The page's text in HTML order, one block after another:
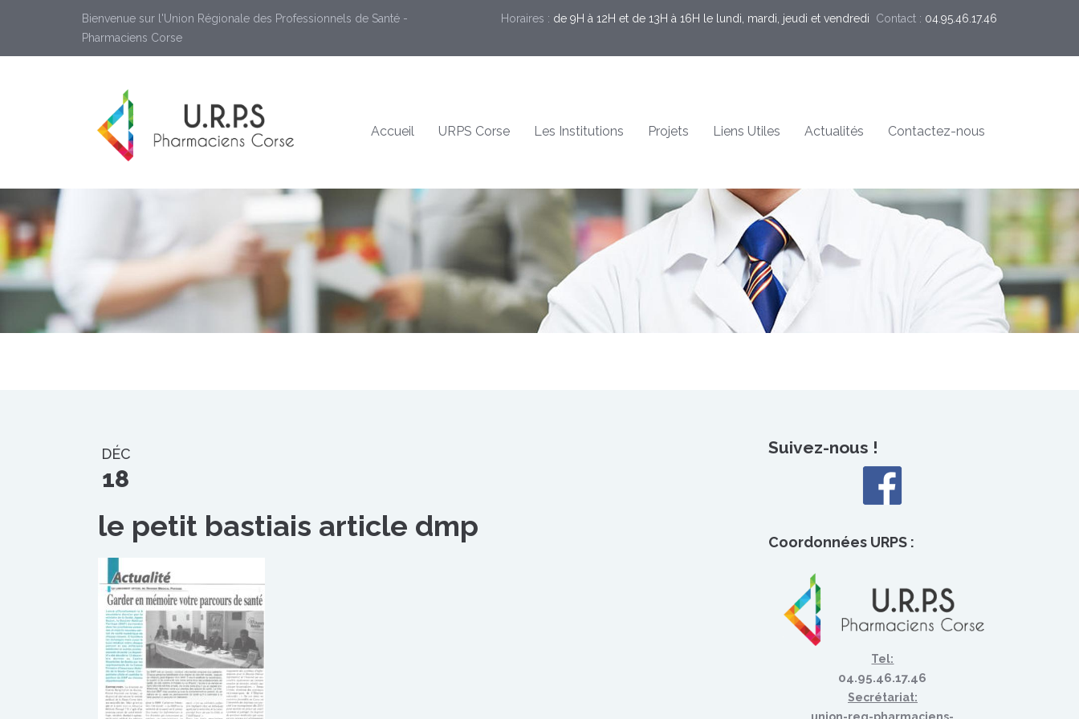
Bienvenue sur l'Union Régionale des Professionnels de Santé -
Pharmaciens Corse
Horaires : de 9H à 12H et de 13H à 16H le lundi, mardi, jeudi et vendredi Contact : 04.95.46.17.46
Accueil URPS Corse Les Institutions Projets Liens Utiles Actualités Contactez-nous
DÉC
18
le petit bastiais article dmp
Suivez-nous !
Coordonnées URPS :
Tel:
04.95.46.17.46
Secrétariat: